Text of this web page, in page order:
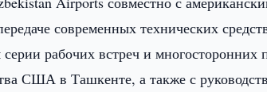
современных технических
серии рабочих встреч и
США в Ташкенте, а также с